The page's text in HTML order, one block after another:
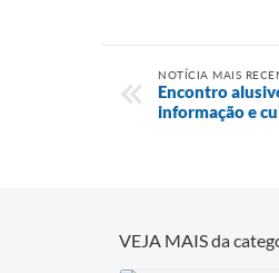
NOTÍCIA MAIS
Encontro
informação e
VEJA MAIS da